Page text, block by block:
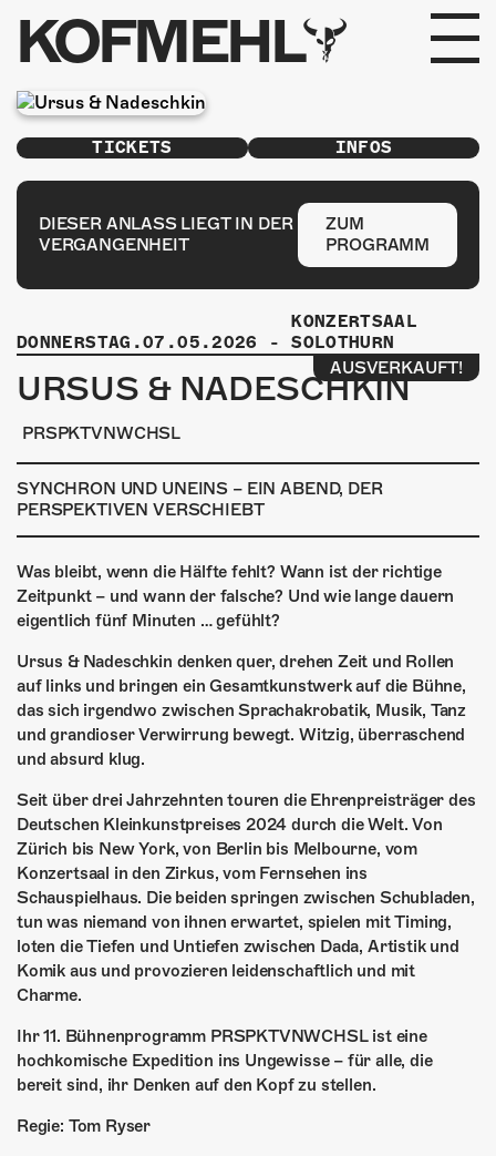
KOFMEHL
PROGRAMM
FABRIKGEFLÜSTER
GALERIE
FOTOGALERIE
PHOTOMAT
INFOS
ÜBER UNS
SHOP
MITMACHEN
TICKETS INFOS
DIESER ANLASS LIEGT IN DER
VERGANGENHEIT
ZUM
PROGRAMM
DONNERSTAG.07.05.2026 -
KONZERTSAAL
SOLOTHURN
URSUS & NADESCHKIN
PRSPKTVNWCHSL
AUSVERKAUFT!
SYNCHRON UND UNEINS – EIN ABEND, DER
PERSPEKTIVEN VERSCHIEBT
Was bleibt, wenn die Hälfte fehlt? Wann ist der richtige
Zeitpunkt – und wann der falsche? Und wie lange dauern
eigentlich fünf Minuten … gefühlt?
Ursus & Nadeschkin denken quer, drehen Zeit und Rollen
auf links und bringen ein Gesamtkunstwerk auf die Bühne,
das sich irgendwo zwischen Sprachakrobatik, Musik, Tanz
und grandioser Verwirrung bewegt. Witzig, überraschend
und absurd klug.
Seit über drei Jahrzehnten touren die Ehrenpreisträger des
Deutschen Kleinkunstpreises 2024 durch die Welt. Von
Zürich bis New York, von Berlin bis Melbourne, vom
Konzertsaal in den Zirkus, vom Fernsehen ins
Schauspielhaus. Die beiden springen zwischen Schubladen,
tun was niemand von ihnen erwartet, spielen mit Timing,
loten die Tiefen und Untiefen zwischen Dada, Artistik und
Komik aus und provozieren leidenschaftlich und mit
Charme.
Ihr 11. Bühnenprogramm PRSPKTVNWCHSL ist eine
hochkomische Expedition ins Ungewisse – für alle, die
bereit sind, ihr Denken auf den Kopf zu stellen.
Regie: Tom Ryser